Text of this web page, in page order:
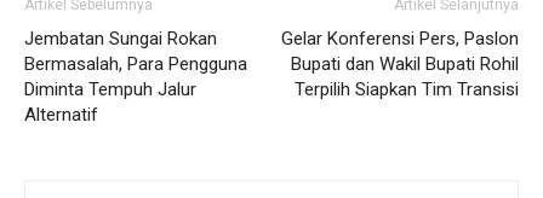
Artikel Sebelumnya
Jembatan Sungai Rokan
Bermasalah, Para Pengguna
Diminta Tempuh Jalur
Alternatif
Artikel Selanjutnya
Gelar Konferensi Pers, Paslon
Bupati dan Wakil Bupati Rohil
Terpilih Siapkan Tim Transisi